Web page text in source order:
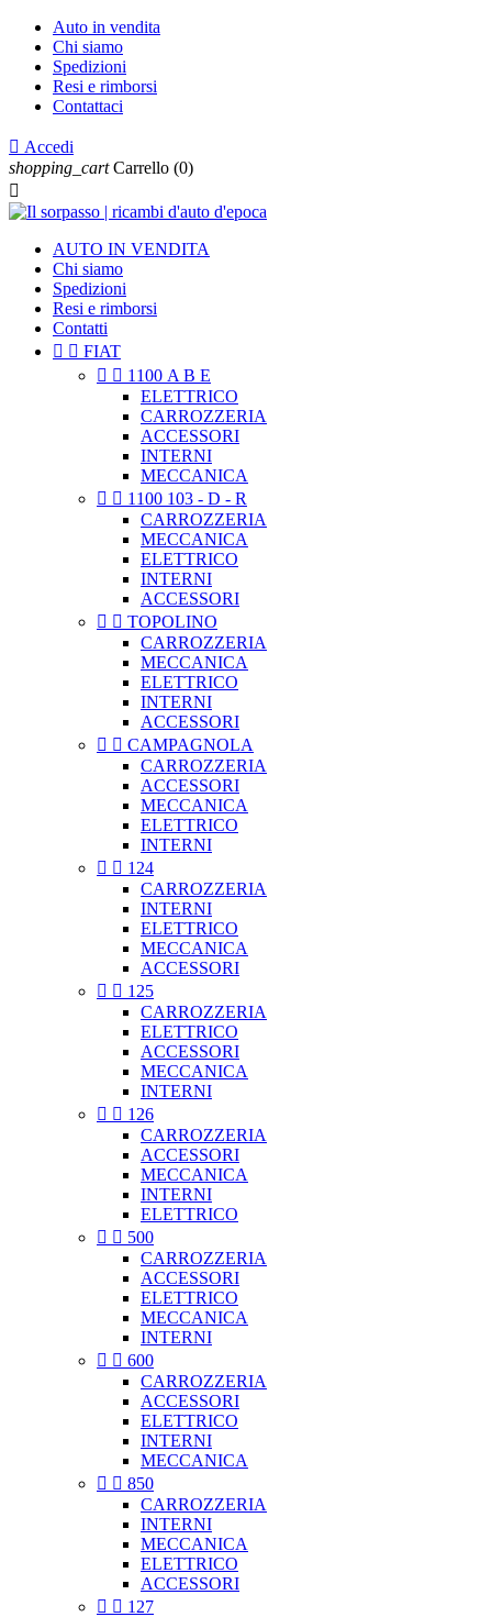
Auto in vendita
Chi siamo
Spedizioni
Resi e rimborsi
Contattaci
 Accedi
shopping_cart Carrello (0)

AUTO IN VENDITA
Chi siamo
Spedizioni
Resi e rimborsi
Contatti
  FIAT
  1100 A B E
ELETTRICO
CARROZZERIA
ACCESSORI
INTERNI
MECCANICA
  1100 103 - D - R
CARROZZERIA
MECCANICA
ELETTRICO
INTERNI
ACCESSORI
  TOPOLINO
CARROZZERIA
MECCANICA
ELETTRICO
INTERNI
ACCESSORI
  CAMPAGNOLA
CARROZZERIA
ACCESSORI
MECCANICA
ELETTRICO
INTERNI
  124
CARROZZERIA
INTERNI
ELETTRICO
MECCANICA
ACCESSORI
  125
CARROZZERIA
ELETTRICO
ACCESSORI
MECCANICA
INTERNI
  126
CARROZZERIA
ACCESSORI
MECCANICA
INTERNI
ELETTRICO
  500
CARROZZERIA
ACCESSORI
ELETTRICO
MECCANICA
INTERNI
  600
CARROZZERIA
ACCESSORI
ELETTRICO
INTERNI
MECCANICA
  850
CARROZZERIA
INTERNI
MECCANICA
ELETTRICO
ACCESSORI
  127